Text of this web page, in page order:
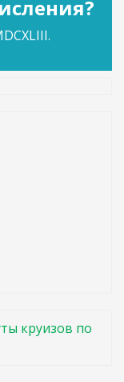
круизов по